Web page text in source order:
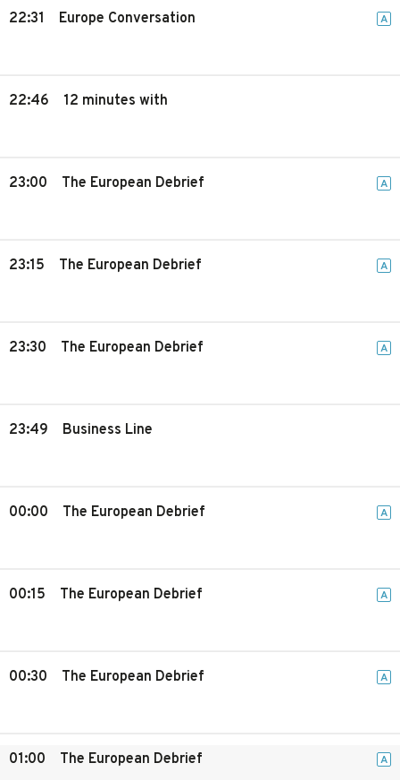
22:31 Europe Conversation A
22:46 12 minutes with
23:00 The European Debrief A
23:15 The European Debrief A
23:30 The European Debrief A
23:49 Business Line
00:00 The European Debrief A
00:15 The European Debrief A
00:30 The European Debrief A
01:00 The European Debrief A